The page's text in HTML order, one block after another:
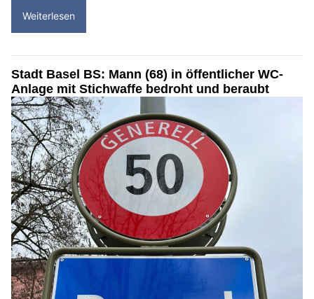
Weiterlesen
Stadt Basel BS: Mann (68) in öffentlicher WC-
Anlage mit Stichwaffe bedroht und beraubt